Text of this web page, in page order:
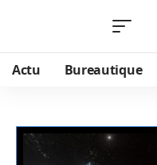
Actu Bureautique